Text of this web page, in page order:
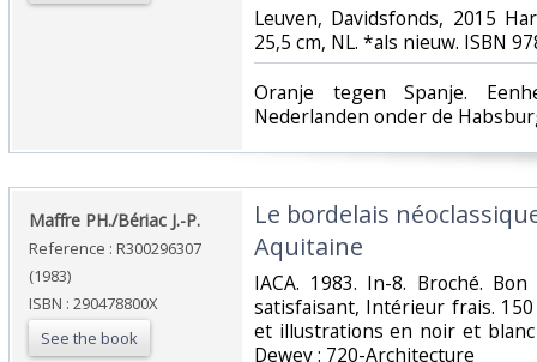
‎Leuven, Davidsfonds, 2015
25,5 cm, NL. *als nieuw. ISBN
‎Oranje tegen Spanje.
Nederlanden onder de
‎Maffre PH./Bériac J.-P.‎
Reference : R300296307
(1983)
ISBN : 290478800X
See the book
‎Le bordelais
Aquitaine‎
‎IACA. 1983. In-8. Broché.
satisfaisant, Intérieur frais.
et illustrations en noir et blanc
Dewey : 720-Architecture‎